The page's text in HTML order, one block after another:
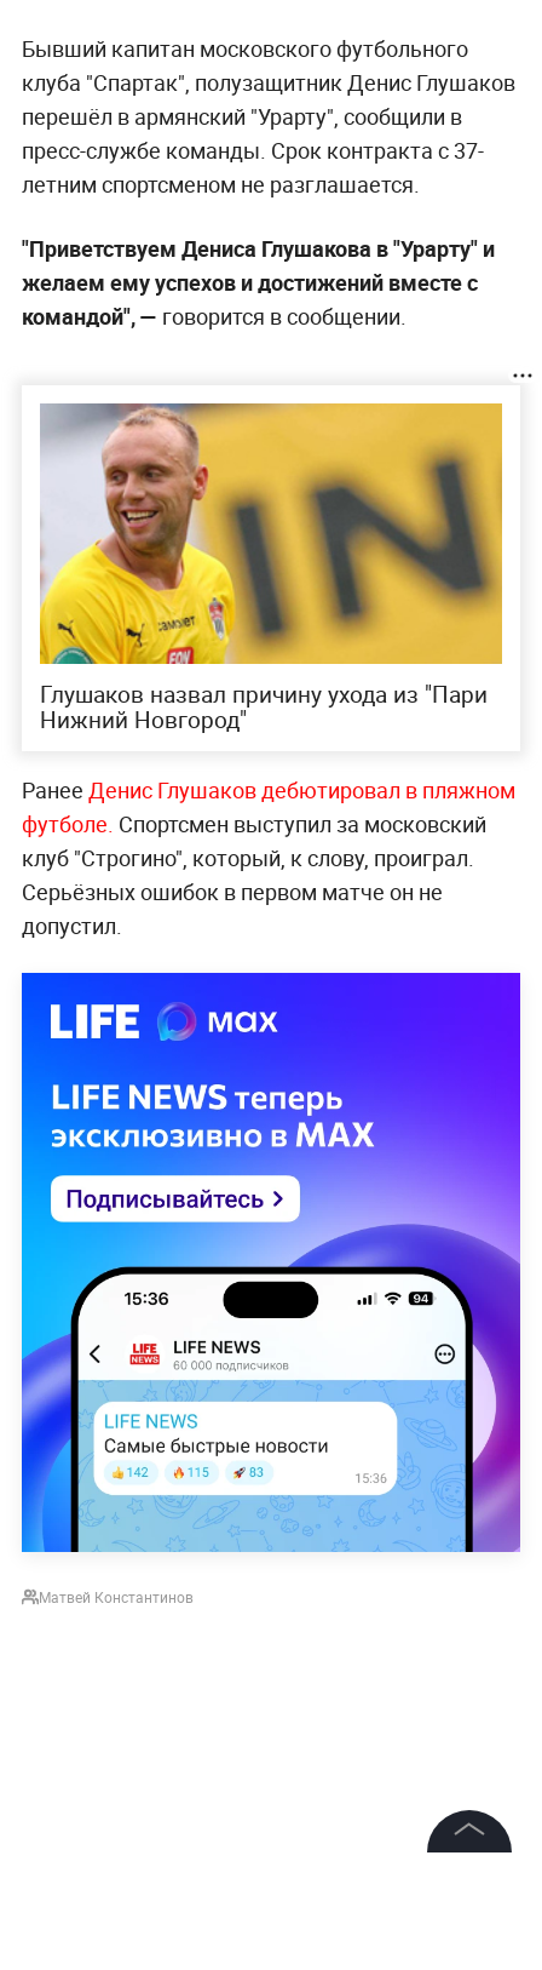
Бывший капитан московского футбольного
клуба "Спартак", полузащитник Денис Глушаков
перешёл в армянский "Урарту", сообщили в
пресс-службе команды. Срок контракта с 37-
летним спортсменом не разглашается.
"Приветствуем Дениса Глушакова в "Урарту" и
желаем ему успехов и достижений вместе с
командой", — говорится в сообщении.
Глушаков назвал причину ухода из "Пари
Нижний Новгород"
Ранее Денис Глушаков дебютировал в пляжном
футболе. Спортсмен выступил за московский
клуб "Строгино", который, к слову, проиграл.
Серьёзных ошибок в первом матче он не
допустил.
Матвей Константинов